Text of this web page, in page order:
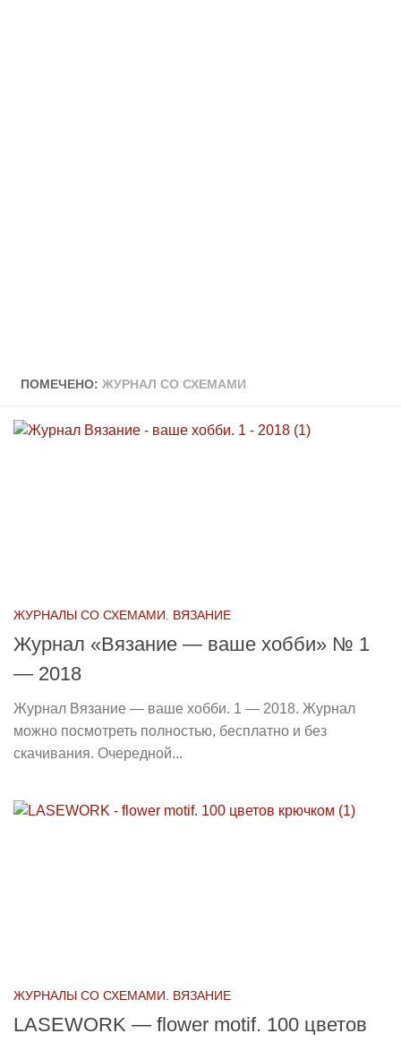
ПОМЕЧЕНО: ЖУРНАЛ СО СХЕМАМИ
ЖУРНАЛЫ СО СХЕМАМИ. ВЯЗАНИЕ
Журнал «Вязание — ваше хобби» № 1
— 2018
Журнал Вязание — ваше хобби. 1 — 2018. Журнал
можно посмотреть полностью, бесплатно и без
скачивания. Очередной...
ЖУРНАЛЫ СО СХЕМАМИ. ВЯЗАНИЕ
LASEWORK — flower motif. 100 цветов